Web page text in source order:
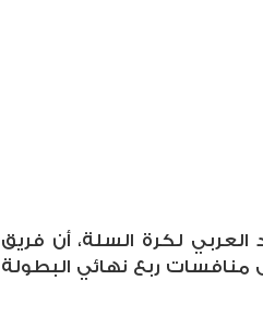
العربي لكرة السلة، أن فريق
منافسات ربع نهائي البطولة